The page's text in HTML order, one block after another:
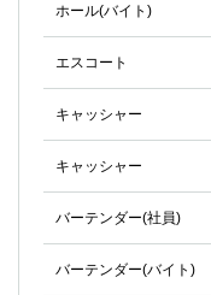
ホール(バイト)
エスコート
キャッシャー
キャッシャー
バーテンダー(社員)
バーテンダー(バイト)